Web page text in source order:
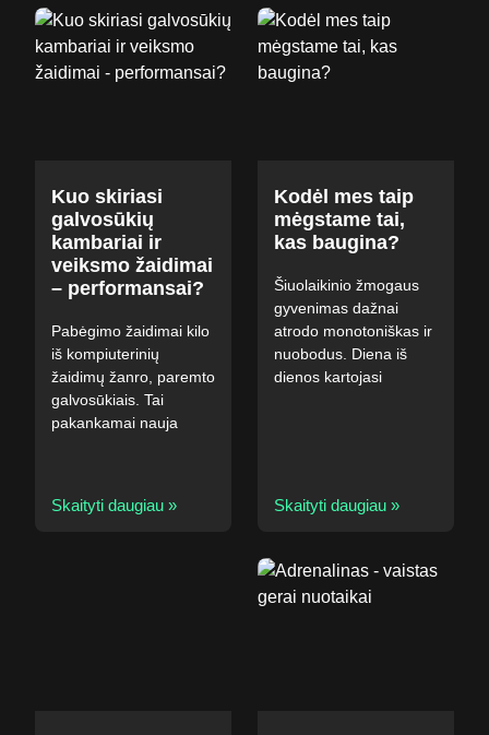
Kuo skiriasi
galvosūkių
kambariai ir
veiksmo žaidimai
– performansai?
Pabėgimo žaidimai kilo
iš kompiuterinių
žaidimų žanro, paremto
galvosūkiais. Tai
pakankamai nauja
Skaityti daugiau »
Kodėl mes taip
mėgstame tai,
kas baugina?
Šiuolaikinio žmogaus
gyvenimas dažnai
atrodo monotoniškas ir
nuobodus. Diena iš
dienos kartojasi
Skaityti daugiau »